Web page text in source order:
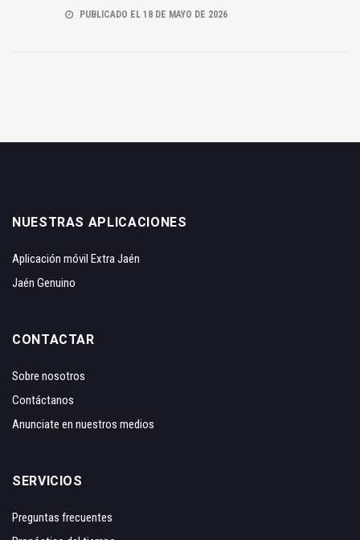
PUBLICADO EL 18 DE MAYO DE 2026
NUESTRAS APLICACIONES
Aplicación móvil Extra Jaén
Jaén Genuino
CONTACTAR
Sobre nosotros
Contáctanos
Anunciate en nuestros medios
SERVICIOS
Preguntas frecuentes